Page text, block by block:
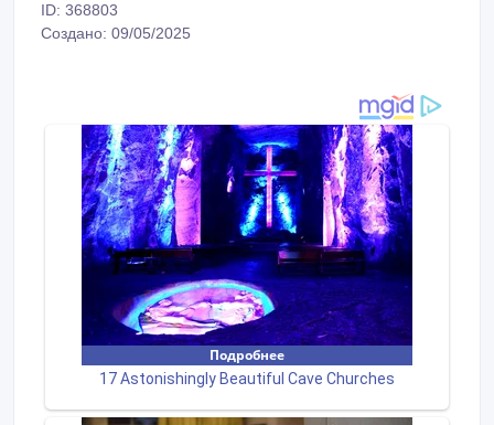
ID: 368803
Создано: 09/05/2025